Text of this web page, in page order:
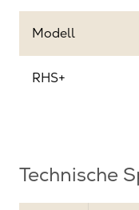
Modell
RHS+
Technische